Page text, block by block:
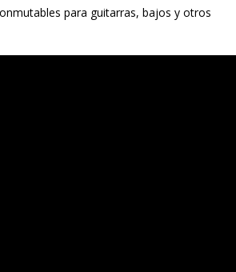
para guitarras, bajos y otros